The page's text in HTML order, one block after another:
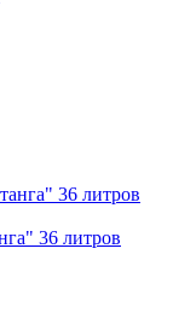
36 литров